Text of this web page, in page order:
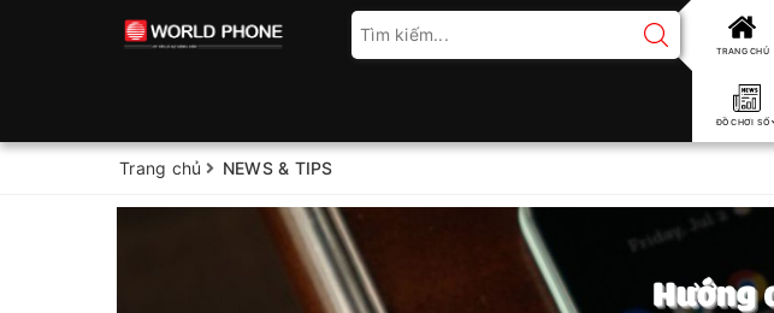
TRANG CHỦ
ĐỒ CHƠI SỐ
Trang chủ NEWS & TIPS